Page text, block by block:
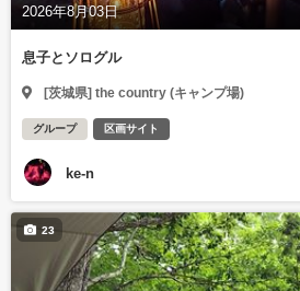
2026年8月03日
息子とソログル
[茨城県] the country (キャンプ場)
グループ 区画サイト
ke-n
23